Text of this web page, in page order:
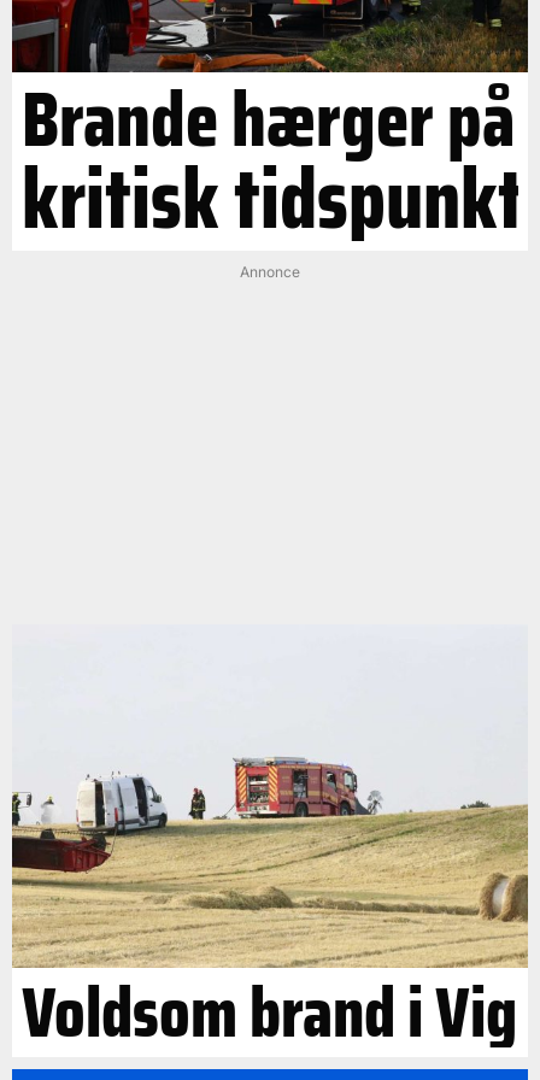
Brande hærger på
kritisk tidspunkt
Annonce
Voldsom brand i Vig